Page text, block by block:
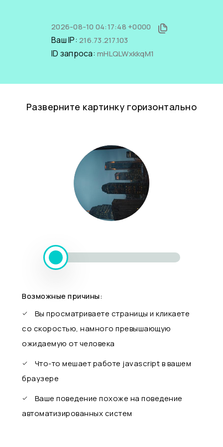
2026-08-10 04:17:48 +0000
Ваш IP: 216.73.217.103
ID запроса: mHLQLWxkkqM1
Разверните картинку горизонтально
Возможные причины:
Вы просматриваете страницы и кликаете
со скоростью, намного превышающую
ожидаемую от человека
Что-то мешает работе javascript в вашем
браузере
Ваше поведение похоже на поведение
автоматизированных систем